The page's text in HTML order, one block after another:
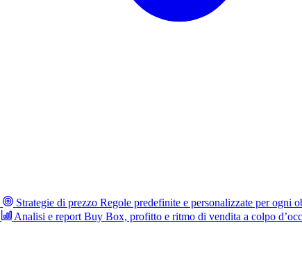
Strategie di prezzo Regole predefinite e personalizzate per ogni
Analisi e report Buy Box, profitto e ritmo di vendita a colpo